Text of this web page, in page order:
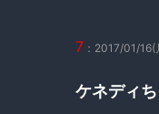
7 ：2017/01/
ケネディ